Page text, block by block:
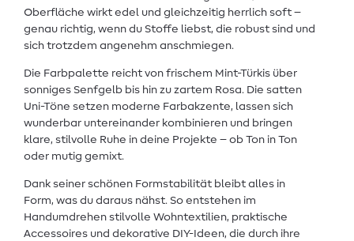
Oberfläche wirkt edel und gleichzeitig herrlich soft –
genau richtig, wenn du Stoffe liebst, die robust sind und
sich trotzdem angenehm anschmiegen.
Die Farbpalette reicht von frischem Mint-Türkis über
sonniges Senfgelb bis hin zu zartem Rosa. Die satten
Uni-Töne setzen moderne Farbakzente, lassen sich
wunderbar untereinander kombinieren und bringen
klare, stilvolle Ruhe in deine Projekte – ob Ton in Ton
oder mutig gemixt.
Dank seiner schönen Formstabilität bleibt alles in
Form, was du daraus nähst. So entstehen im
Handumdrehen stilvolle Wohntextilien, praktische
Accessoires und dekorative DIY-Ideen, die durch ihre